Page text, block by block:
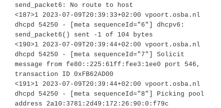
send_packet6: No route to host
<187>1 2023-07-09T20:39:33+02:00 vpoort.osba.nl
dhcpd 54250 - [meta sequenceId="6"] dhcpv6:
send_packet6() sent -1 of 104 bytes
<190>1 2023-07-09T20:39:44+02:00 vpoort.osba.nl
dhcpd 54250 - [meta sequenceId="7"] Solicit
message from fe80::225:61ff:fee3:1ee0 port 546,
transaction ID 0xFB62AD00
<191>1 2023-07-09T20:39:44+02:00 vpoort.osba.nl
dhcpd 54250 - [meta sequenceId="8"] Picking pool
address 2a10:3781:2d49:172:26:90:0:f79c